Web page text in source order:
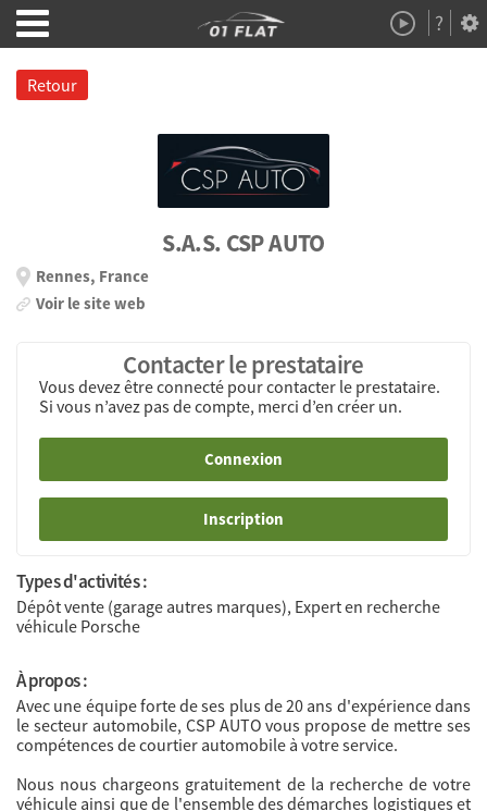
?
Démo
Retour
S.A.S. CSP AUTO
Rennes, France
Voir le site web
Contacter le prestataire
Vous devez être connecté pour contacter le prestataire.
Si vous n’avez pas de compte, merci d’en créer un.
Connexion
Inscription
Types d'activités :
Dépôt vente (garage autres marques), Expert en recherche
véhicule Porsche
À propos :
Avec une équipe forte de ses plus de 20 ans d'expérience dans
le secteur automobile, CSP AUTO vous propose de mettre ses
compétences de courtier automobile à votre service.
Nous nous chargeons gratuitement de la recherche de votre
véhicule ainsi que de l'ensemble des démarches logistiques et